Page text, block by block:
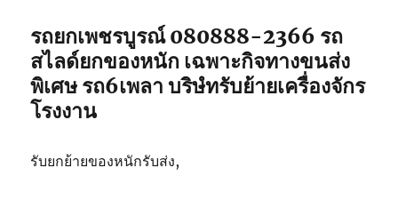
รถยกเพชรบูรณ์ 080888-2366 รถ
สไลด์ยกของหนัก เฉพาะกิจทางขนส่ง
พิเศษ รถ6เพลา บริษํทรับย้ายเครื่องจักร
โรงงาน
รับยกย้ายของหนักรับส่ง,